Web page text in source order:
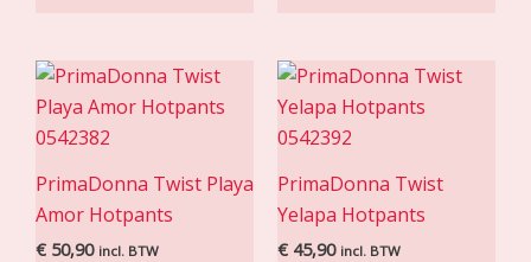
PrimaDonna Twist Playa
Amor Hotpants
€ 50,90 incl. BTW
PrimaDonna Twist
Yelapa Hotpants
€ 45,90 incl. BTW